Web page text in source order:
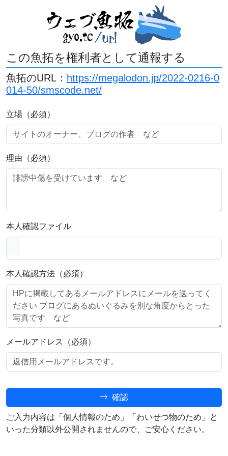
この魚拓を権利者として通報する
魚拓のURL： https://megalodon.jp/2022-0216-0
014-50/smscode.net/
立場（必須）
理由（必須）
本人確認ファイル
本人確認方法（必須）
メールアドレス（必須）
確認
ご入力内容は「個人情報のため」「わいせつ物のため」と
いった分類以外公開されませんので、ご安心ください。